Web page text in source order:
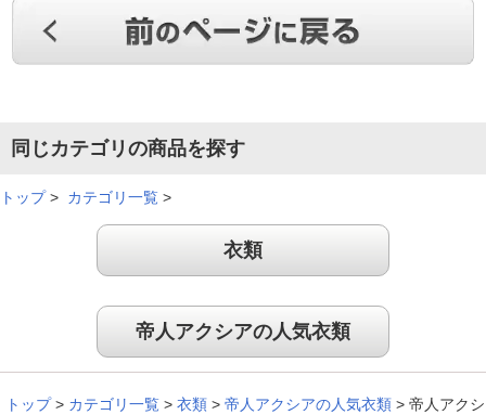
同じカテゴリの商品を探す
トップ> カテゴリ一覧 >
衣類
帝人アクシアの人気衣類
トップ > カテゴリ一覧 > 衣類 > 帝人アクシアの人気衣類 > 帝人アクシ